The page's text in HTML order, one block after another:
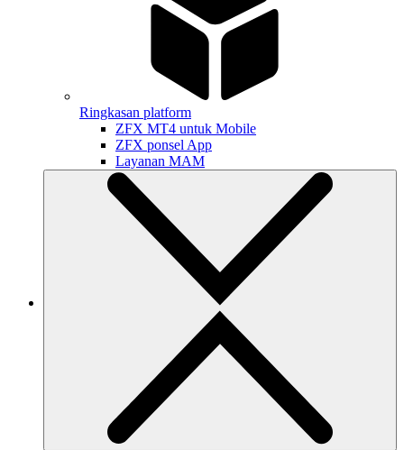
Ringkasan platform
ZFX MT4 untuk Mobile
ZFX ponsel App
Layanan MAM